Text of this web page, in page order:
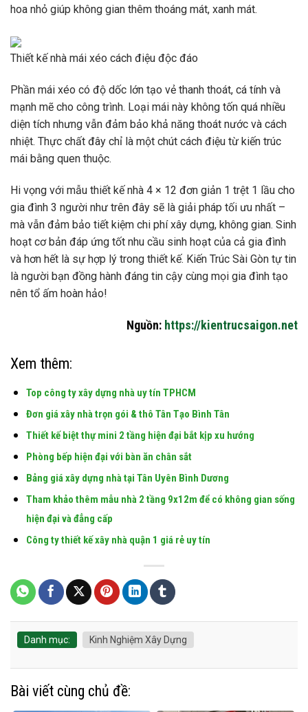
hoa nhỏ giúp không gian thêm thoáng mát, xanh mát.
Thiết kế nhà mái xéo cách điệu độc đáo
Phần mái xéo có độ dốc lớn tạo vẻ thanh thoát, cá tính và
mạnh mẽ cho công trình. Loại mái này không tốn quá nhiều
diện tích nhưng vẫn đảm bảo khả năng thoát nước và cách
nhiệt. Thực chất đây chỉ là một chút cách điệu từ kiến ​​trúc
mái bằng quen thuộc.
Hi vọng với mẫu thiết kế nhà 4 × 12 đơn giản 1 trệt 1 lầu cho
gia đình 3 người như trên đây sẽ là giải pháp tối ưu nhất –
mà vẫn đảm bảo tiết kiệm chi phí xây dựng, không gian. Sinh
hoạt cơ bản đáp ứng tốt nhu cầu sinh hoạt của cả gia đình
và hơn hết là sự hợp lý trong thiết kế. Kiến Trúc Sài Gòn tự tin
là người bạn đồng hành đáng tin cậy cùng mọi gia đình tạo
nên tổ ấm hoàn hảo!
Nguồn: https://kientrucsaigon.net
Xem thêm:
Top công ty xây dựng nhà uy tín TPHCM
Đơn giá xây nhà trọn gói & thô Tân Tạo Bình Tân
Thiết kế biệt thự mini 2 tầng hiện đại bắt kịp xu hướng
Phòng bếp hiện đại với bàn ăn chân sắt
Bảng giá xây dựng nhà tại Tân Uyên Bình Dương
Tham khảo thêm mẫu nhà 2 tầng 9x12m để có không gian sống
hiện đại và đẳng cấp
Công ty thiết kế xây nhà quận 1 giá rẻ uy tín
Danh mục: Kinh Nghiệm Xây Dựng
Bài viết cùng chủ đề: